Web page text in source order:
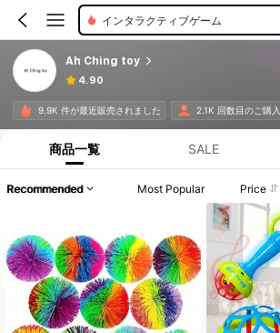
インタラクティブゲーム
Ah Ching toy
4.90
9.9K 件が最近販売されました 2.1K 回数目のご購入
商品一覧 SALE
Recommended Most Popular Price